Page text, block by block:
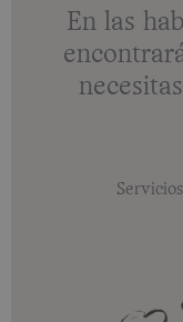
En las